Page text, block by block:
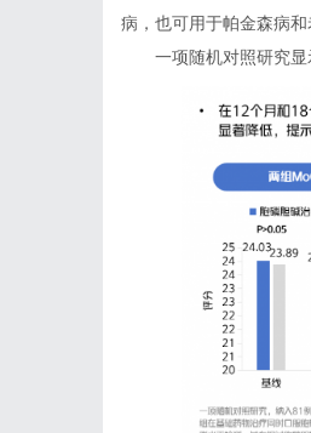
病，也可用于帕金森病和
一项随机对照研究